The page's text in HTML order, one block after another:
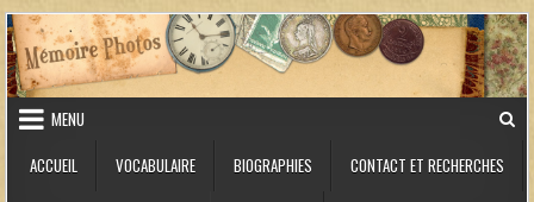
Skip to content
MENU
ACCUEIL
VOCABULAIRE BIOGRAPHIES CONTACT ET RECHERCHES